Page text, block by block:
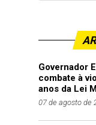
Governador
combate à
anos da Lei
07 de agosto de